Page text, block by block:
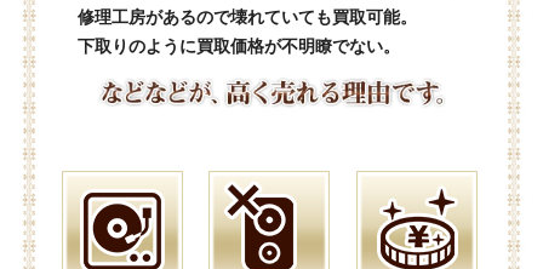
修理工房があるので壊れていても買取可能。
下取りのように買取価格が不明瞭でない。